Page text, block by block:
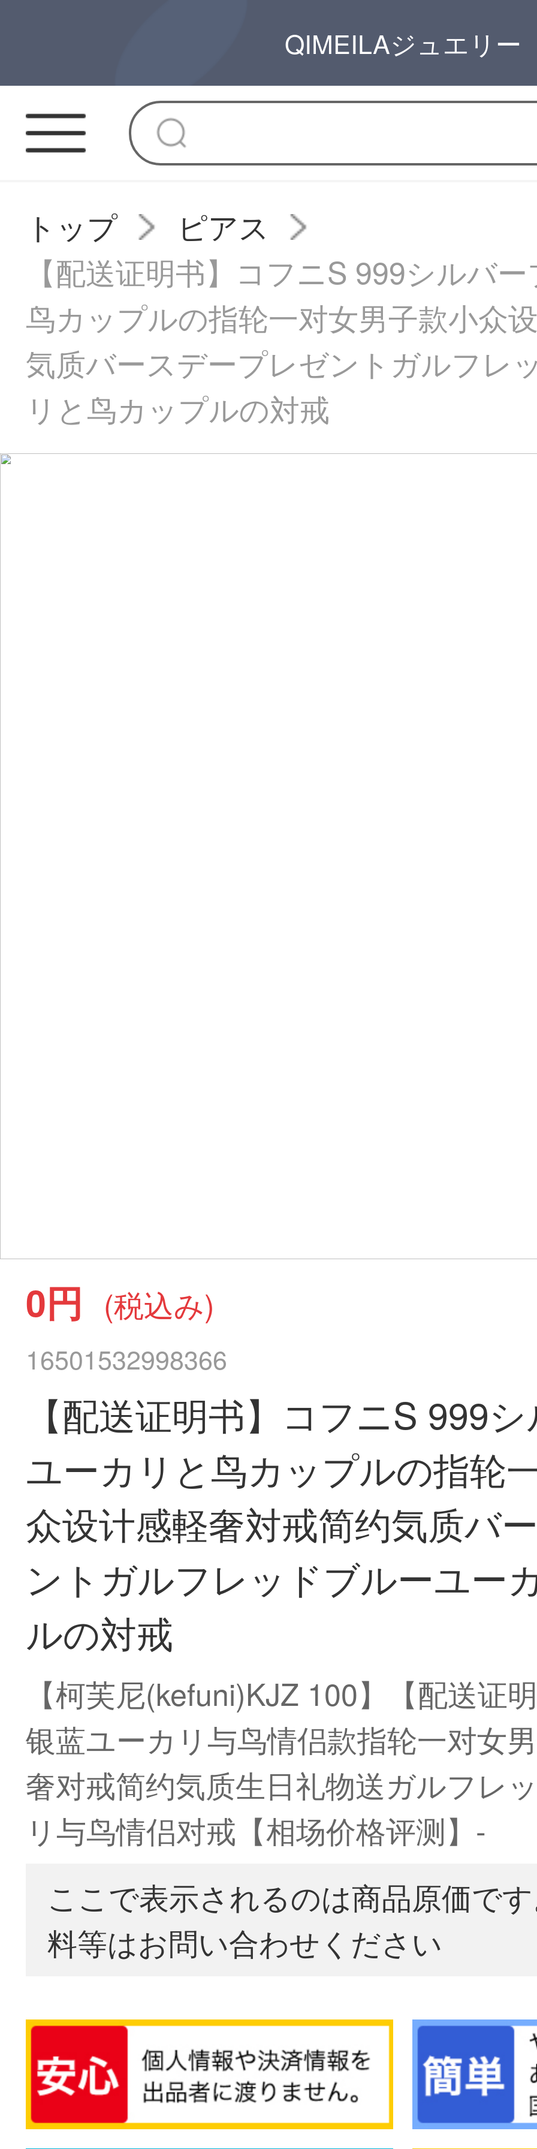
QIMEILAジュエリー
トップ
ピアス
【配送证明书】コフニS 999シルバ
鸟カップルの指轮一对女男子款小众
気质バースデープレゼントガルフレ
リと鸟カップルの対戒
0円 (税込み)
16501532998366
【配送证明书】コフニS 999
ユーカリと鸟カップルの指轮
众设计感軽奢対戒简约気质バ
ントガルフレッドブルーユー
ルの対戒
【柯芙尼(kefuni)KJZ 100】【配送证
银蓝ユーカリ与鸟情侣款指轮一对女
奢对戒简约気质生日礼物送ガルフレ
リ与鸟情侣对戒【相场价格评测】-
ここで表示されるのは商品原価で
料等はお問い合わせください